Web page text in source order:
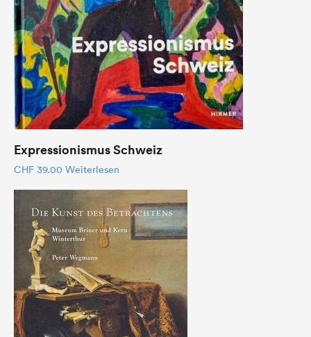
Expressionismus Schweiz
CHF 39.00 Weiterlesen